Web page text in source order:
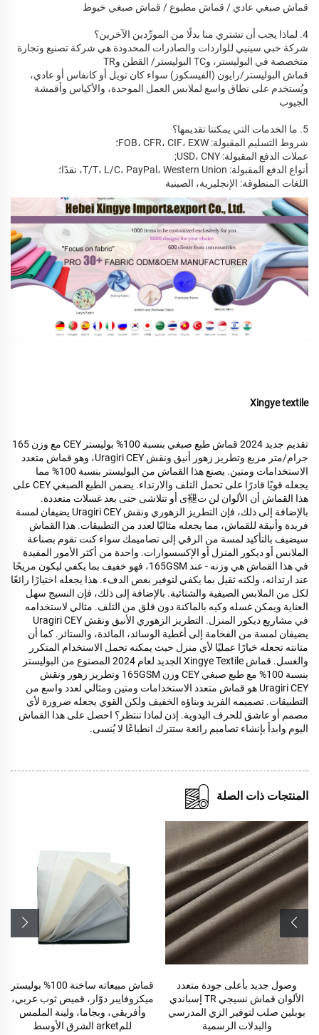
قماش صبغي عادي / قماش مطبوع / قماش صبغي خيوط
4. لماذا يجب أن تشتري منا بدلًا من المورِّدين الآخرين؟
شركة خبي سينيي للواردات والصادرات المحدودة هي شركة تصنيع وتجارة
متخصصة في البوليستر، وTC البوليستر/ القطن وTR
قماش البوليستر/رايون (الفيسكوز) سواء كان تويل أو كانفاس أو عادي،
ويُستخدم على نطاق واسع لملابس العمل الموحدة، والأكياس وأقمشة
الجيوب
5. ما الخدمات التي يمكننا تقديمها؟
شروط التسليم المقبولة: FOB، CFR، CIF، EXW؛
عملات الدفع المقبولة: USD، CNY;
أنواع الدفع المقبولة: T/T، L/C، PayPal، Western Union، نقدًا؛
اللغات المنطوقة: الإنجليزية، الصينية
Xingye textile
تقديم جديد 2024 قماش طبع صبغي بنسبة 100% بوليستر CEY مع وزن 165
جرام/متر مربع وتطريز زهور أنيق ونقش Uragiri CEY، وهو قماش متعدد
الاستخدامات ومتين. يصنع هذا القماش من البوليستر بنسبة 100% مما
يجعله قويًا قادرًا على تحمل التلف والارتداء. يضمن الطبع الصبغي CEY على
هذا القماش أن الألوان لن ت褪ى أو تتلاشى حتى بعد غسلات متعددة.
بالإضافة إلى ذلك، فإن التطريز الزهوري ونقش Uragiri CEY يضيفان لمسة
فريدة وأنيقة للقماش، مما يجعله مثاليًا لعدد من التطبيقات. هذا القماش
سيضيف بالتأكيد لمسة من الرقي إلى تصاميمك سواء كنت تقوم بصناعة
الملابس أو ديكور المنزل أو الإكسسوارات. واحدة من أكثر الأمور المفيدة
في هذا القماش هي وزنه - عند 165GSM، فهو خفيف بما يكفي ليكون مريحًا
عند ارتدائه، ولكنه ثقيل بما يكفي لتوفير بعض الدفء. هذا يجعله اختيارًا رائعًا
لكل من الملابس الصيفية والشتائية. بالإضافة إلى ذلك، فإن النسيج سهل
العناية ويمكن غسله وكيه بالماكنة دون قلق من التلف. مثالي لاستخدامه
في مشاريع ديكور المنزل. التطريز الزهوري الأنيق ونقش Uragiri CEY
يضيفان لمسة من الفخامة إلى أغطية الوسائد، المائدة، والستائر. كما أن
متانته تجعله خيارًا عمليًا لأي منزل حيث يمكنه تحمل الاستخدام المتكرر
والغسل. قماش Xingye Textile الجديد لعام 2024 المصنوع من البوليستر
بنسبة 100% مع طبع صبغي CEY وزن 165GSM وتطريز زهور ونقش
Uragiri CEY هو قماش متعدد الاستخدامات ومتين ومثالي لعدد واسع من
التطبيقات. تصميمه الفريد وبناؤه الخفيف ولكن القوي يجعله ضرورة لأي
مصمم أو عاشق للحرف اليدوية. إذن لماذا تنتظر؟ احصل على هذا القماش
اليوم وابدأ بإنشاء تصاميم رائعة ستترك انطباعًا لا يُنسى.
المنتجات ذات الصلة
قماش مبيعاته ساخنة 100% بوليستر
ميكروفايبر دوّار، قميص ثوب عربي،
وأفريقي، وبجاما، ولينة الملمس
قماش بوليستر يزيل مخصص عالي
الجودة لقماش بدلة رجالية